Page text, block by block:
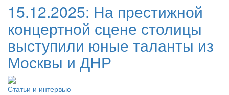
15.12.2025: На престижной
концертной сцене столицы
выступили юные таланты из
Москвы и ДНР
Статьи и интервью